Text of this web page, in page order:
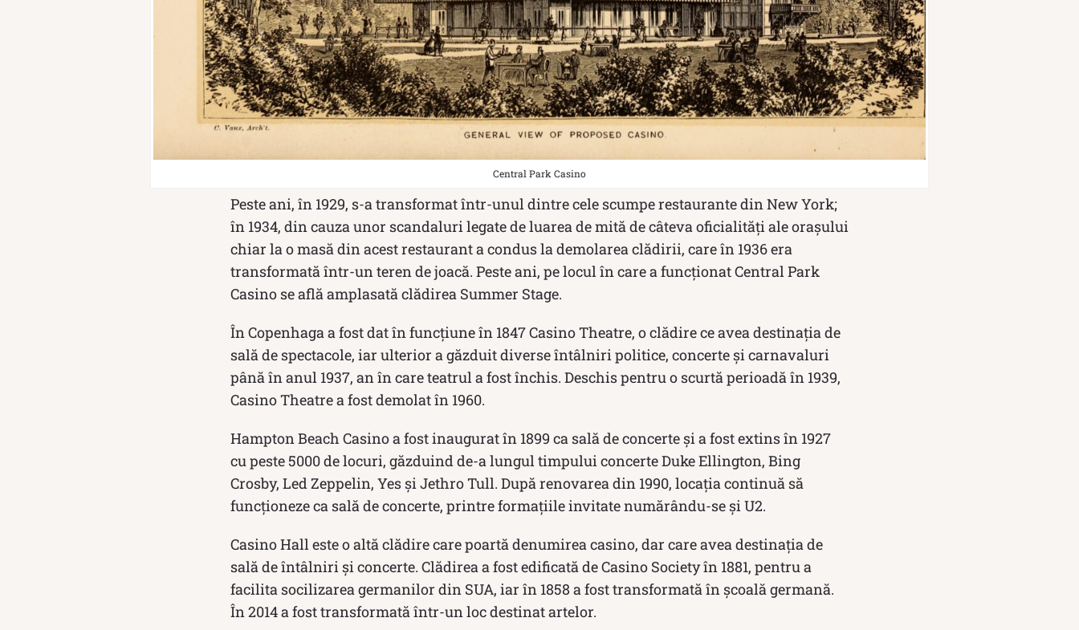
Central Park Casino
Peste ani, în 1929, s-a transformat într-unul dintre cele scumpe restaurante din New York;
în 1934, din cauza unor scandaluri legate de luarea de mită de câteva oficialități ale orașului
chiar la o masă din acest restaurant a condus la demolarea clădirii, care în 1936 era
transformată într-un teren de joacă. Peste ani, pe locul în care a funcționat Central Park
Casino se află amplasată clădirea Summer Stage.
În Copenhaga a fost dat în funcțiune în 1847 Casino Theatre, o clădire ce avea destinația de
sală de spectacole, iar ulterior a găzduit diverse întâlniri politice, concerte și carnavaluri
până în anul 1937, an în care teatrul a fost închis. Deschis pentru o scurtă perioadă în 1939,
Casino Theatre a fost demolat în 1960.
Hampton Beach Casino a fost inaugurat în 1899 ca sală de concerte și a fost extins în 1927
cu peste 5000 de locuri, găzduind de-a lungul timpului concerte Duke Ellington, Bing
Crosby, Led Zeppelin, Yes și Jethro Tull. După renovarea din 1990, locația continuă să
funcționeze ca sală de concerte, printre formațiile invitate numărându-se și U2.
Casino Hall este o altă clădire care poartă denumirea casino, dar care avea destinația de
sală de întâlniri și concerte. Clădirea a fost edificată de Casino Society în 1881, pentru a
facilita socilizarea germanilor din SUA, iar în 1858 a fost transformată în școală germană.
În 2014 a fost transformată într-un loc destinat artelor.